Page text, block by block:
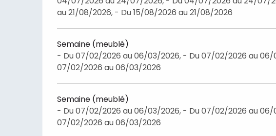
au 21/08/2026, - Du 15/08/2026 au 21/08/2026
Semaine (meublé)
- Du 07/02/2026 au 06/03/2026, - Du 07/02/2026 au 06/
07/02/2026 au 06/03/2026
Semaine (meublé)
- Du 07/02/2026 au 06/03/2026, - Du 07/02/2026 au 06/
07/02/2026 au 06/03/2026